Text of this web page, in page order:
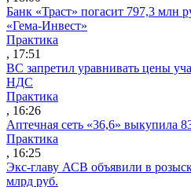
Банк «Траст» погасит 797,3 млн
«Гема-Инвест»
Практика
, 17:51
ВС запретил уравнивать цены
НДС
Практика
, 16:26
Аптечная сеть «36,6» выкупила
Практика
, 16:25
Экс-главу АСВ объявили в
млрд руб.